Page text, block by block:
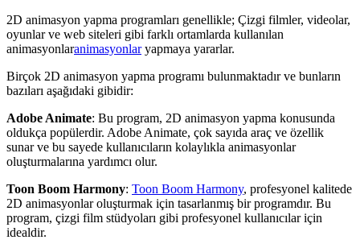
2D animasyon yapma programları genellikle; Çizgi filmler, videolar,
oyunlar ve web siteleri gibi farklı ortamlarda kullanılan
animasyonlaranimasyonlaryapmaya yararlar.
Birçok 2D animasyon yapma programı bulunmaktadır ve bunların
bazıları aşağıdaki gibidir:
Adobe Animate: Bu program, 2D animasyon yapma konusunda
oldukça popülerdir. Adobe Animate, çok sayıda araç ve özellik
sunar ve bu sayede kullanıcıların kolaylıkla animasyonlar
oluşturmalarına yardımcı olur.
Toon Boom Harmony: Toon Boom Harmony, profesyonel kalitede
2D animasyonlar oluşturmak için tasarlanmış bir programdır. Bu
program, çizgi film stüdyoları gibi profesyonel kullanıcılar için
idealdir.